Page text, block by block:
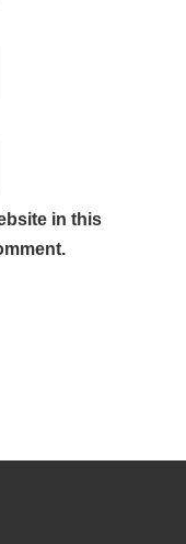
in this